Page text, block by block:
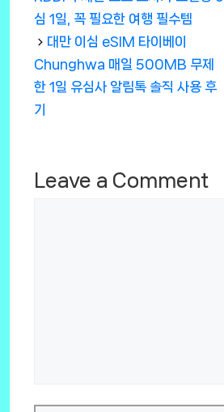
심 1일, 꼭 필요한 여행 필수템
대만 이심 eSIM 타이베이
Chunghwa 매일 500MB 무제
한 1일 유심사 알림톡 솔직 사용 후
기
Leave a Comment